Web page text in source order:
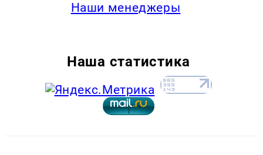
Наши менеджеры
Наша статистика